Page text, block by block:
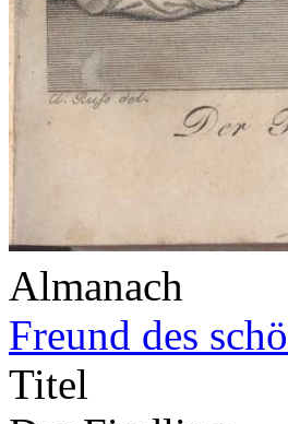
Almanach
Freund des
Titel